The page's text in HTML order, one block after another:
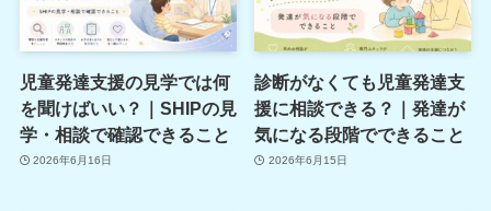
児童発達支援の見学では何
を聞けばいい？｜SHIPの見
学・相談で確認できること
2026年6月16日
診断がなくても児童発達支
援に相談できる？｜発達が
気になる段階でできること
2026年6月15日